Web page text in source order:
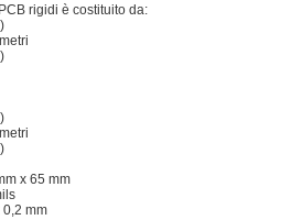
rigidi è costituito da:
x 65 mm
mm